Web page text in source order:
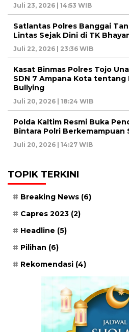
Juli 23, 2026 | 14:53 WIB
Satlantas Polres Banggai
Lintas Sejak Dini di TK
Juli 22, 2026 | 23:36 WIB
Kasat Binmas Polres Tojo
SDN 7 Ampana Kota
Bullying
Juli 20, 2026 | 18:24 WIB
Polda Kaltim Resmi Buka
Bintara Polri Berkemampuan
Juli 20, 2026 | 14:27 WIB
TOPIK TERKINI
Breaking News (6)
Capres 2023 (2)
Headline (5)
Pilihan (6)
Rekomendasi (4)